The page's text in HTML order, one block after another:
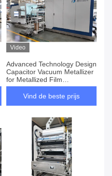
Video
Advanced Technology Design
Capacitor Vacuum Metallizer
for Metallized Film
Production
Vind de beste prijs